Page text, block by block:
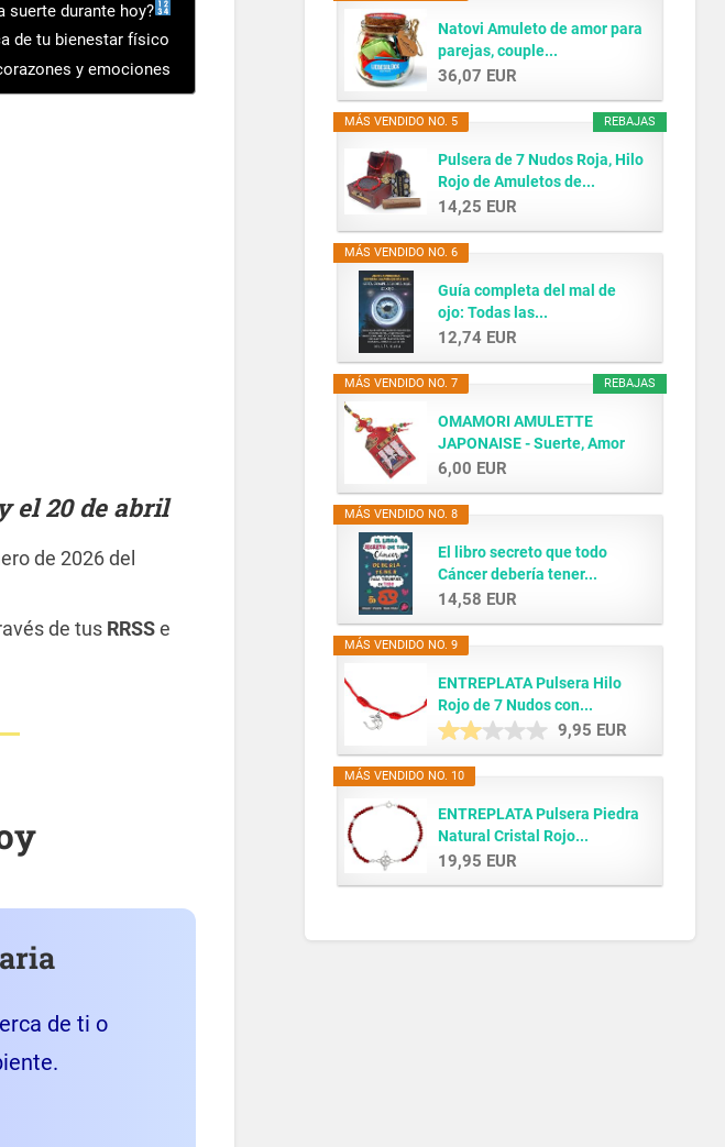
suerte durante hoy?
de tu bienestar físico
y emociones
el 20 de abril
de 2026 del
de tus RRSSe
de ti o
Natovi Amuleto de amor para
parejas, couple...
36,07 EUR
REBAJAS
MÁS VENDIDO NO. 5
Pulsera de 7 Nudos Roja, Hilo
Rojo de Amuletos de...
14,25 EUR
MÁS VENDIDO NO. 6
Guía completa del mal de
ojo: Todas las...
12,74 EUR
REBAJAS
MÁS VENDIDO NO. 7
OMAMORI AMULETTE
JAPONAISE - Suerte, Amor
y...
6,00 EUR
MÁS VENDIDO NO. 8
El libro secreto que todo
Cáncer debería tener...
14,58 EUR
MÁS VENDIDO NO. 9
ENTREPLATA Pulsera Hilo
Rojo de 7 Nudos con...
9,95 EUR
MÁS VENDIDO NO. 10
ENTREPLATA Pulsera Piedra
Natural Cristal Rojo...
19,95 EUR